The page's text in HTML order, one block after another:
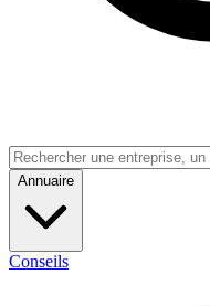
Annuaire
Conseils